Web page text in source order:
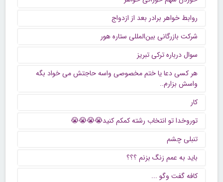
روابط خواهر برادر بعد از ازدواج
شرکت بازرگانی بین‌المللی ستاره هور
سوال درباره ترکی تبریز
هر کسی دعا یا ختم مخصوصی واسه حاجتش می خواد بگه
واسش بزارم..
کار
توروخدا تو انتخاب رشته کمکم کنید😭😭😭😭
تنبلی چشم
باید به عمم زنگ بزنم ؟؟؟
كافه گفت وگو ...